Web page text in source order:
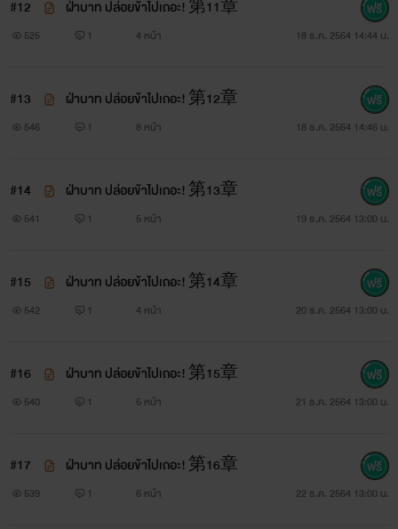
#12 ฝ่าบาท ปล่อยข้าไปเถอะ! 第11章
525 1 4 หน้า 18 ธ.ค. 2564 14:44 น.
#13 ฝ่าบาท ปล่อยข้าไปเถอะ! 第12章
546 1 8 หน้า 18 ธ.ค. 2564 14:46 น.
#14 ฝ่าบาท ปล่อยข้าไปเถอะ! 第13章
541 1 5 หน้า 19 ธ.ค. 2564 13:00 น.
#15 ฝ่าบาท ปล่อยข้าไปเถอะ! 第14章
542 1 4 หน้า 20 ธ.ค. 2564 13:00 น.
#16 ฝ่าบาท ปล่อยข้าไปเถอะ! 第15章
540 1 5 หน้า 21 ธ.ค. 2564 13:00 น.
#17 ฝ่าบาท ปล่อยข้าไปเถอะ! 第16章
539 1 6 หน้า 22 ธ.ค. 2564 13:00 น.